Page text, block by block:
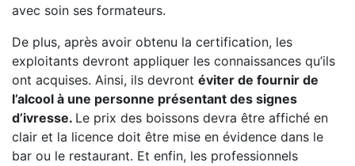
avec soin ses formateurs.
De plus, après avoir obtenu la certification, les
exploitants devront appliquer les connaissances qu’ils
ont acquises. Ainsi, ils devront éviter de fournir de
l’alcool à une personne présentant des signes
d’ivresse. Le prix des boissons devra être affiché en
clair et la licence doit être mise en évidence dans le
bar ou le restaurant. Et enfin, les professionnels